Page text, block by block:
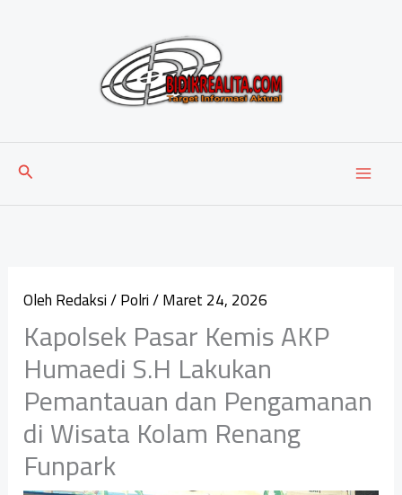
Cari
OlehRedaksi/Polri/Maret 24, 2026
Kapolsek Pasar Kemis AKP
Humaedi S.H Lakukan
Pemantauan dan Pengamanan
di Wisata Kolam Renang
Funpark